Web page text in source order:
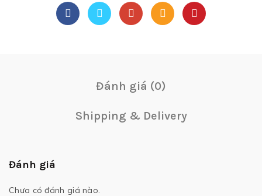
Đánh giá (0)
Shipping & Delivery
Đánh giá
Chưa có đánh giá nào.